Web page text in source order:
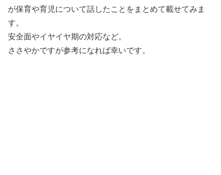
が保育や育児について話したことをまとめて載せてみま
す。
安全面やイヤイヤ期の対応など。
ささやかですが参考になれば幸いです。